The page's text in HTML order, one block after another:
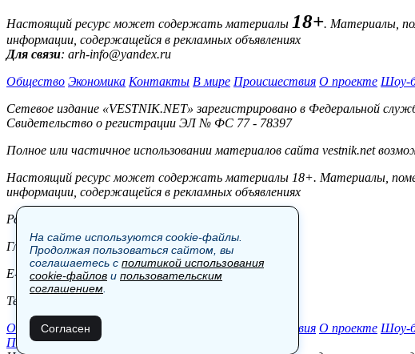
Настоящий ресурс может содержать материалы 18+. Материалы,
информации, содержащейся в рекламных объявлениях
Для связи: arh-info@yandex.ru
Общество Экономика Контакты В мире Происшествия О проекте Шоу-
Сетевое издание «VESTNIK.NET» зарегистрировано в Федеральной
Свидетельство о регистрации ЭЛ № ФС 77 - 78397
Полное или частичное использовании материалов сайта vestnik.net
Настоящий ресурс может содержать материалы 18+. Материалы,
информации, содержащейся в рекламных объявлениях
Редакция:
Главный редактор: Боровов М.С.
E-mail: site@vestnik.net, reb.msk@yandex.ru
Тел.: +7 (921) 720-00-97
Общество Экономика Происшествия О проекте Шоу-
Пользовательское соглашение
На сайте используются cookie-файлы.
Продолжая пользоваться сайтом, вы
соглашаетесь с политикой использования
cookie-файлов и пользовательским
соглашением
Согласен